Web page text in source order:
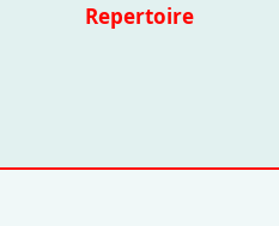
Repertoire